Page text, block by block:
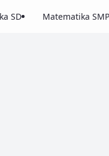
SD Matematika SMP